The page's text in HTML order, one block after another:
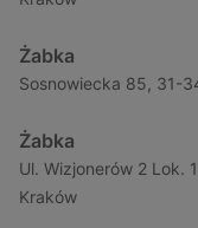
Żabka
Sosnowiecka 85, 31-
Żabka
Ul. Wizjonerów 2 Lok.
Kraków